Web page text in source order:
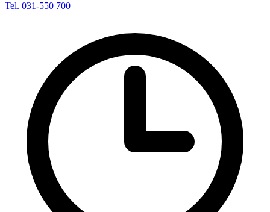
Tel. 031-550 700